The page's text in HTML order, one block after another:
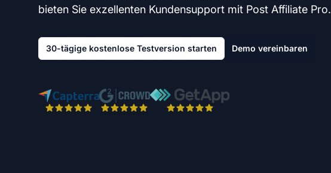
bieten Sie exzellenten Kundensupport mit Post Affiliate Pro.
30-tägige kostenlose Testversion starten Demo vereinbaren